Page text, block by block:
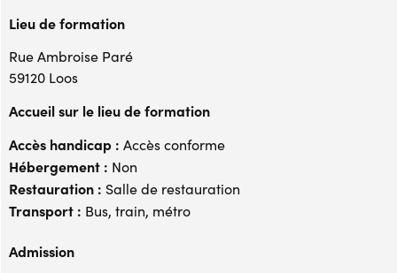
Lieu de formation
Rue Ambroise Paré
59120 Loos
Accueil sur le lieu de formation
Accès handicap : Accès conforme
Hébergement : Non
Restauration : Salle de restauration
Transport : Bus, train, métro
Admission